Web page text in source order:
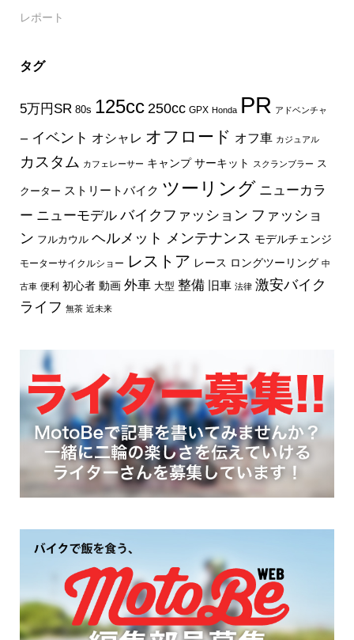
レポート
タグ
5万円SR 80s 125cc 250cc GPX Honda PR アドベンチャ
ー イベント オシャレ オフロード オフ車 カジュアル
カスタム カフェレーサー キャンプ サーキット スクランブラー ス
クーター ストリートバイク ツーリング ニューカラ
ー ニューモデル バイクファッション ファッショ
ン フルカウル ヘルメット メンテナンス モデルチェンジ
モーターサイクルショー レストア レース ロングツーリング 中
古車 便利 初心者 動画 外車 大型 整備 旧車 法律 激安バイク
ライフ 無茶 近未来